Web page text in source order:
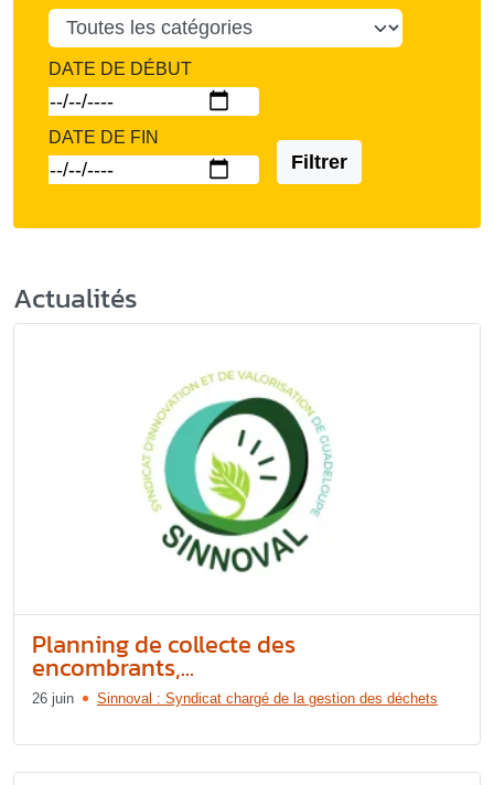
DATE DE DÉBUT
DATE DE FIN
Filtrer
Actualités
Planning de collecte des
encombrants,...
26 juin Sinnoval : Syndicat chargé de la gestion des déchets